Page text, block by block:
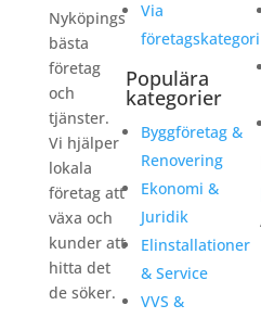
Nyköpings
bästa
företag
och
tjänster.
Vi hjälper
lokala
företag att
växa och
kunder att
hitta det
de söker.
Via
företagskategori
Populära
kategorier
Byggföretag &
Renovering
Ekonomi &
Juridik
Elinstallationer
& Service
VVS &